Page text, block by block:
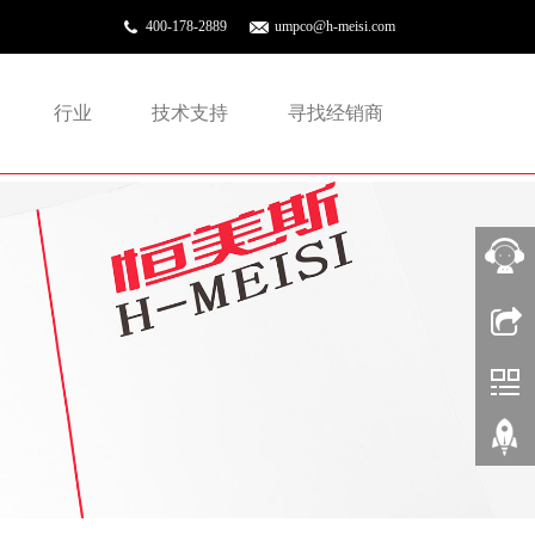
400-178-2889 umpco@h-meisi.com
行业 技术支持 寻找经销商